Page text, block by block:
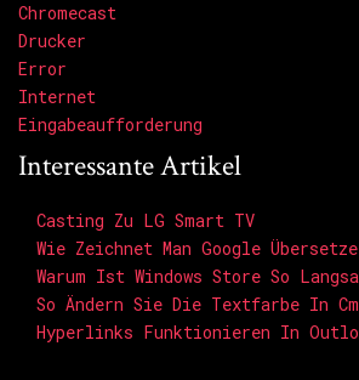
Chromecast
Drucker
Error
Internet
Eingabeaufforderung
Interessante Artikel
Casting Zu LG Smart TV
Wie Zeichnet Man Google
Warum Ist Windows Store So
So Ändern Sie Die Textfarbe In
Hyperlinks Funktionieren In